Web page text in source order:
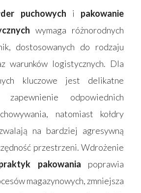
puchowych i pakowanie
wymaga różnorodnych
dostosowanych do rodzaju
warunków logistycznych. Dla
kluczowe jest delikatne
odpowiednich
natomiast kołdry
na bardziej agresywną
przestrzeni. Wdrożenie
pakowania poprawia
magazynowych, zmniejsza